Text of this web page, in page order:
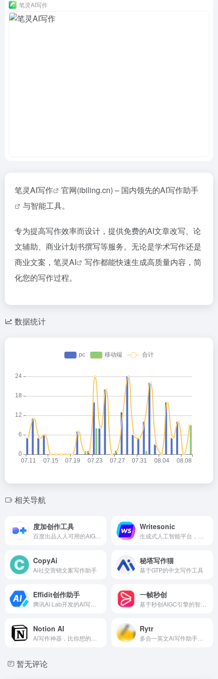
笔灵AI写作
笔灵AI写作 官网(ibiling.cn) – 国内领先的AI写作助手
与智能工具。
专为提高写作效率而设计，提供免费的AI文章改写、论
文辅助、商业计划书撰写等服务。无论是学术写作还是
商业文案， 笔灵AI
写作都能快速生成高质量内容，简
化您的写作过程。
数据统计
相关导航
度加创作工具 Writesonic
CopyAi
Ai社交营销文案写作助手
秘塔写作猫
基于GTP的中文写作工具
Effidit创作助手 一帧秒创
Notion AI Rytr
暂无评论